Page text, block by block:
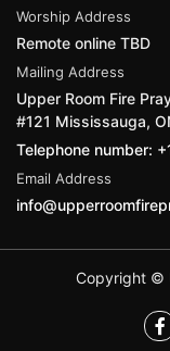
Worship Address
Remote online TBD
Mailing Address
Upper Room Fire
#121 Mississauga,
Telephone number:
Email Address
Copyright ©
F
a